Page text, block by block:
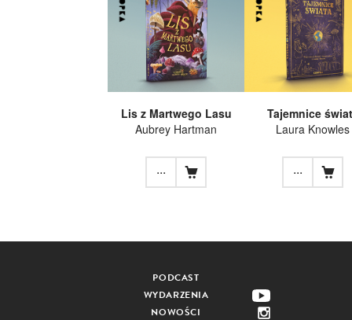
Lis z Martwego Lasu
Aubrey Hartman
...
Tajemnice
Laura Knowles
...
PODCAST
WYDARZENIA
NOWOŚCI